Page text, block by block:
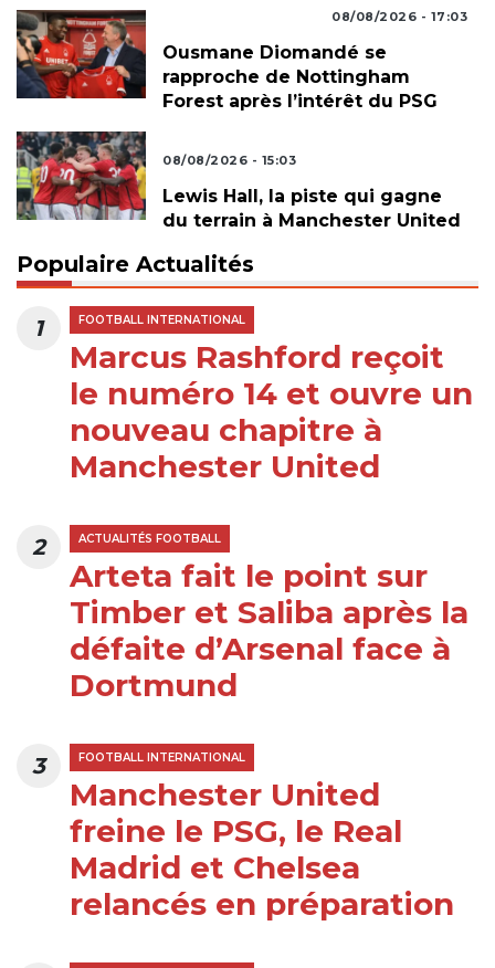
08/08/2026 - 17:03
Ousmane Diomandé se
rapproche de Nottingham
Forest après l’intérêt du PSG
08/08/2026 - 15:03
Lewis Hall, la piste qui gagne
du terrain à Manchester United
Populaire Actualités
1 FOOTBALL INTERNATIONAL
Marcus Rashford reçoit
le numéro 14 et ouvre un
nouveau chapitre à
Manchester United
2 ACTUALITÉS FOOTBALL
Arteta fait le point sur
Timber et Saliba après la
défaite d’Arsenal face à
Dortmund
3 FOOTBALL INTERNATIONAL
Manchester United
freine le PSG, le Real
Madrid et Chelsea
relancés en préparation